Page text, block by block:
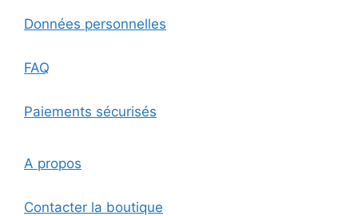
Données personnelles
FAQ
Paiements sécurisés
A propos
Contacter la boutique